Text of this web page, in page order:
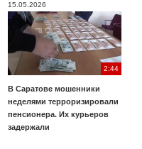
15.05.2026
2:44
В Саратове мошенники
неделями терроризировали
пенсионера. Их курьеров
задержали